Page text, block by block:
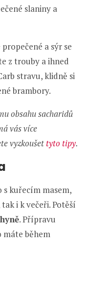
slaniny a
a sýr se
z trouby a ihned
stravu, klidně si
brambory.
obsahu sacharidů
vás více
vyzkoušet tyto tipy.
kuřecím masem,
i k večeři. Potěší
. Přípravu
máte během